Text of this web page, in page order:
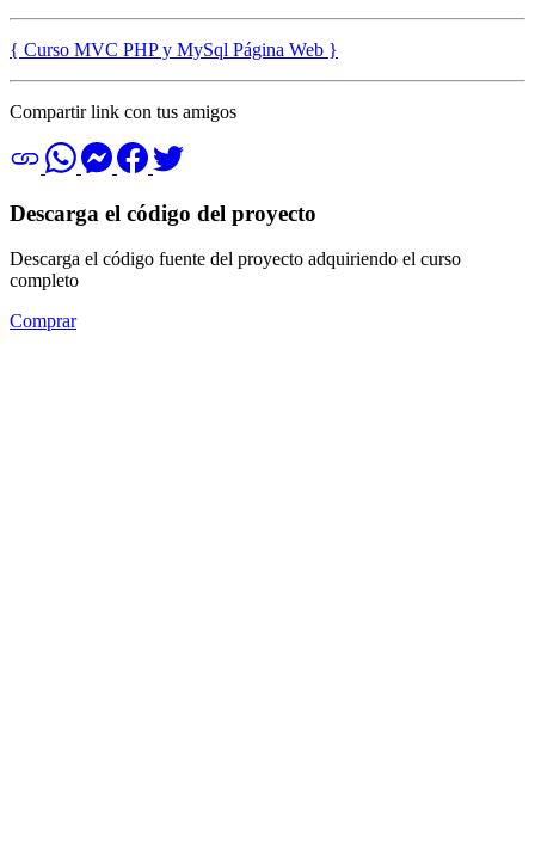
{ Curso MVC PHP y MySql Página Web }
Compartir link con tus amigos
Descarga el código del proyecto
Descarga el código fuente del proyecto adquiriendo el curso
completo
Comprar